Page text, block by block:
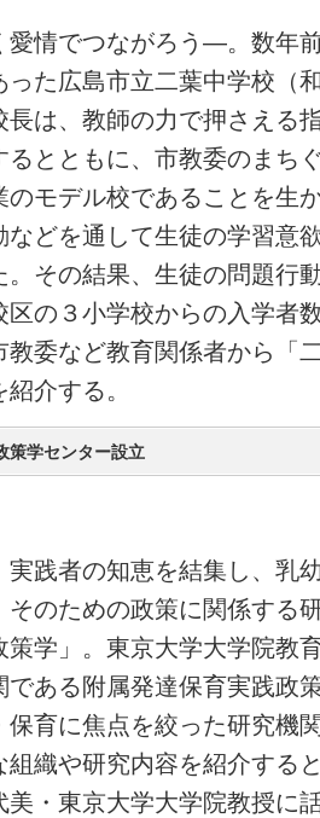
情でつながろう―。数年
った広島市立二葉中学校（
長は、教師の力で押さえる
るとともに、市教委のまち
のモデル校であることを生
などを通して生徒の学習意
。その結果、生徒の問題行
区の３小学校からの入学者
教委など教育関係者から「
介する。
策学センター設立
践者の知恵を結集し、乳
そのための政策に関係する
策学」。東京大学大学院教
である附属発達保育実践政
保育に焦点を絞った研究機
組織や研究内容を紹介する
美・東京大学大学院教授に